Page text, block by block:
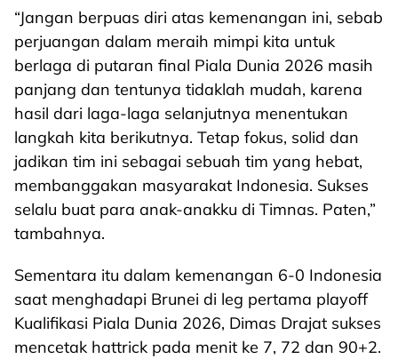
“Jangan berpuas diri atas kemenangan ini, sebab
perjuangan dalam meraih mimpi kita untuk
berlaga di putaran final Piala Dunia 2026 masih
panjang dan tentunya tidaklah mudah, karena
hasil dari laga-laga selanjutnya menentukan
langkah kita berikutnya. Tetap fokus, solid dan
jadikan tim ini sebagai sebuah tim yang hebat,
membanggakan masyarakat Indonesia. Sukses
selalu buat para anak-anakku di Timnas. Paten,”
tambahnya.
Sementara itu dalam kemenangan 6-0 Indonesia
saat menghadapi Brunei di leg pertama playoff
Kualifikasi Piala Dunia 2026, Dimas Drajat sukses
mencetak hattrick pada menit ke 7, 72 dan 90+2.